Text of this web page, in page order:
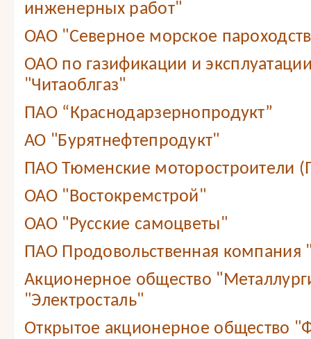
инженерных работ"
ОАО "Северное морское
ОАО по газификации и эксплуатации
"Читаоблгаз"
ПАО “Краснодарзернопродукт”
АО "Бурятнефтепродукт"
ПАО Тюменские моторостроители
ОАО "Востокремстрой"
ОАО "Русские самоцветы"
ПАО Продовольственная
Акционерное общество
"Электросталь"
Открытое акционерное общество